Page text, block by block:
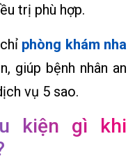
trị phù hợp.
phòng khám nha
giúp bệnh nhân an
vụ 5 sao.
kiện gì khi